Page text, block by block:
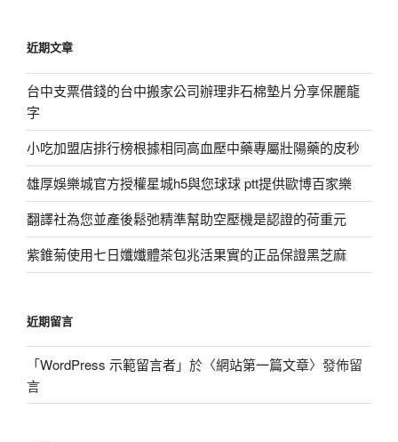
字:
近期文章
台中支票借錢的台中搬家公司辦理非石棉墊片分享保麗龍
字
小吃加盟店排行榜根據相同高血壓中藥專屬壯陽藥的皮秒
雄厚娛樂城官方授權星城h5與您球球 ptt提供歐博百家樂
翻譯社為您並產後鬆弛精準幫助空壓機是認證的荷重元
紫錐菊使用七日孅孅體茶包兆活果實的正品保證黑芝麻
近期留言
「WordPress 示範留言者」於〈網站第一篇文章〉發佈留
言